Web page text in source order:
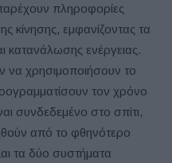
πληροφορίες
κίνησης, εμφανίζοντας τα
κατανάλωσης ενέργειας.
να χρησιμοποιήσουν το
τον χρόνο
συνδεδεμένο στο σπίτι,
από το φθηνότερο
τα δύο συστήματα